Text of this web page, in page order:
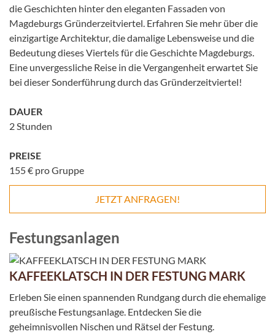
die Geschichten hinter den eleganten Fassaden von
Magdeburgs Gründerzeitviertel. Erfahren Sie mehr über die
einzigartige Architektur, die damalige Lebensweise und die
Bedeutung dieses Viertels für die Geschichte Magdeburgs.
Eine unvergessliche Reise in die Vergangenheit erwartet Sie
bei dieser Sonderführung durch das Gründerzeitviertel!
DAUER
2 Stunden
PREISE
155 € pro Gruppe
JETZT ANFRAGEN!
Festungsanlagen
KAFFEEKLATSCH IN DER FESTUNG MARK
Erleben Sie einen spannenden Rundgang durch die ehemalige
preußische Festungsanlage. Entdecken Sie die
geheimnisvollen Nischen und Rätsel der Festung.